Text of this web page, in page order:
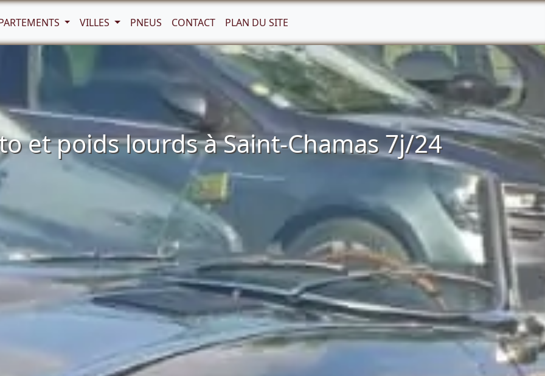
VILLES PNEUS CONTACT PLAN DU SITE
et poids lourds à Saint-Chamas 7j/24